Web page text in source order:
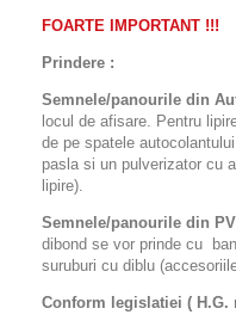
FOARTE IMPORTANT !!!
Prindere :
Semnele/panourile din
locul de afisare. Pentru
de pe spatele
pasla si un pulverizator cu
lipire).
Semnele/panourile din
dibond se vor prinde cu
suruburi cu diblu
Conform legislatiei ( H.G.